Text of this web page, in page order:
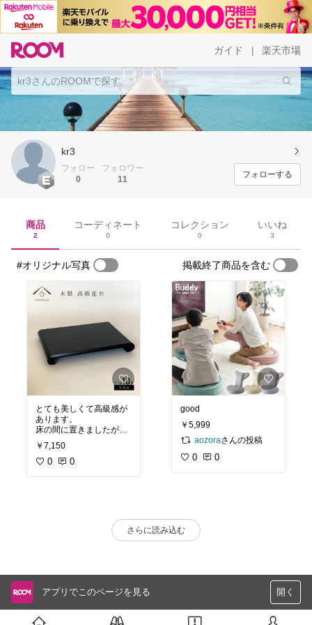
ガイド 楽天市場
kr3
フォロー
0
フォロワー
11
フォローする
商品
2
コーディネート
0
コレクション
0
いいね
3
#オリジナル写真 掲載終了商品を含む
とても美しくて高級感が
あります。
床の間に置きましたが、
一気に雰囲気が変わりま
した。もう少し大きくて
もいいかなと思いまし
￥7,150
0 0
good
￥5,999
aozoraさんの投稿
0 0
さらに読み込む
アプリでこのページを見る 開く